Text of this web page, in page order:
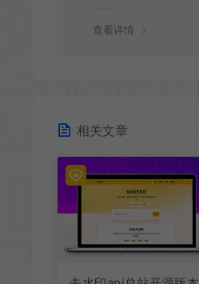
查看详情
相关文章